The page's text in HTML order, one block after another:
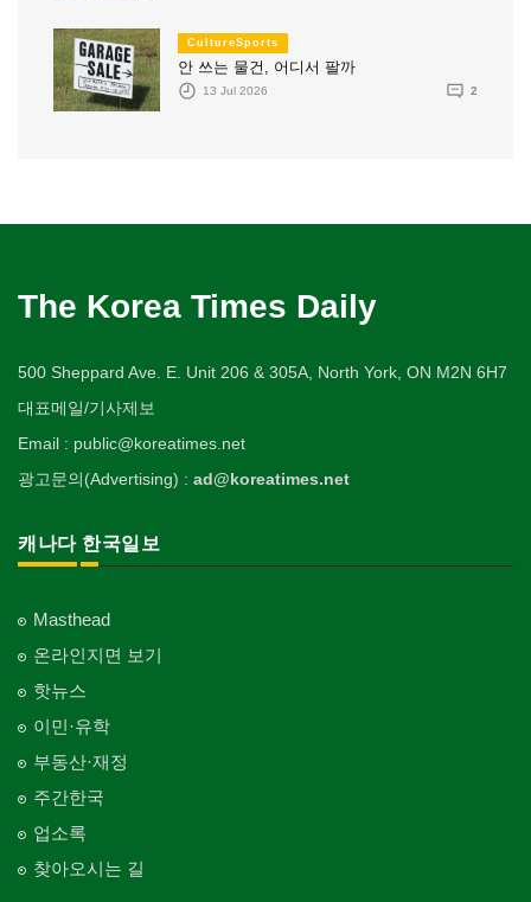
CultureSports
안 쓰는 물건, 어디서 팔까
13 Jul 2026 2
The Korea Times Daily
500 Sheppard Ave. E. Unit 206 & 305A, North York, ON M2N 6H7
대표메일/기사제보
Email : public@koreatimes.net
광고문의(Advertising) : ad@koreatimes.net
캐나다 한국일보
Masthead
온라인지면 보기
핫뉴스
이민·유학
부동산·재정
주간한국
업소록
찾아오시는 길